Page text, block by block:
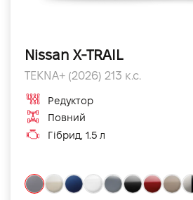
Nissan X-TRAIL
TEKNA+ (2026) 213 к.с.
Редуктор
Повний
Гібрид, 1.5 л